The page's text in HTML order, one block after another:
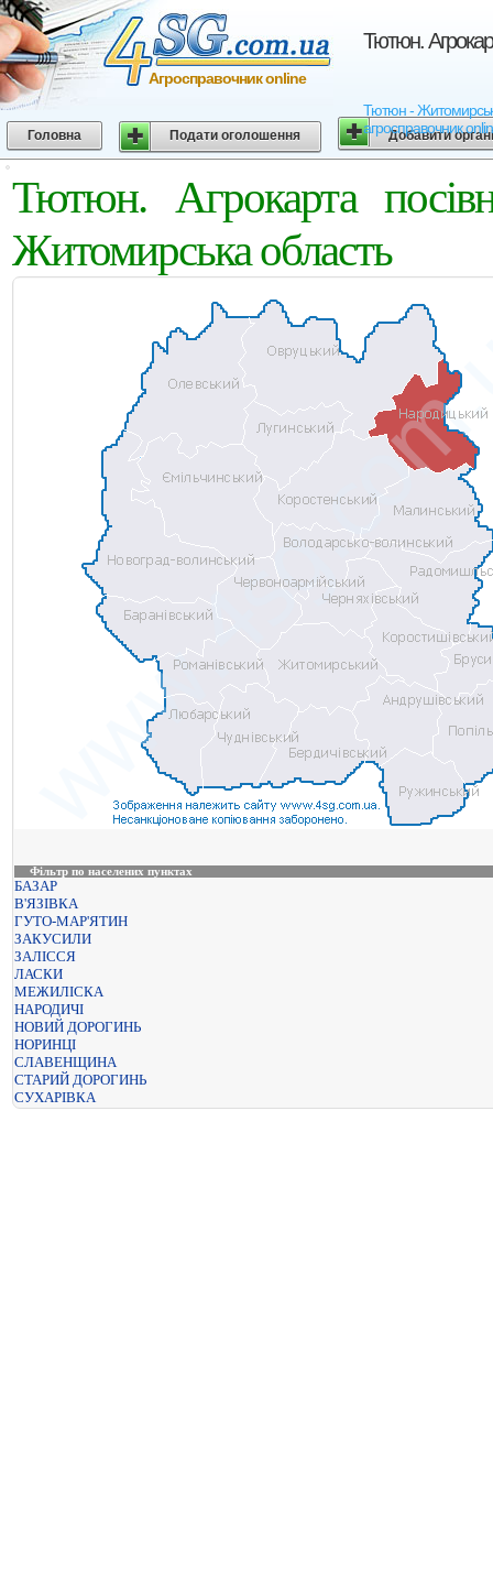
Тютюн.
Тютюн - Житомирська
агросправочник
Агросправочник online
Головна Подати оголошення Добавити
Тютюн. Агрокарта
Житомирська область
Фільтр по населених пунктах
БАЗАР
В'ЯЗІВКА
ГУТО-МАР'ЯТИН
ЗАКУСИЛИ
ЗАЛІССЯ
ЛАСКИ
МЕЖИЛІСКА
НАРОДИЧІ
НОВИЙ ДОРОГИНЬ
НОРИНЦІ
СЛАВЕНЩИНА
СТАРИЙ ДОРОГИНЬ
СУХАРІВКА